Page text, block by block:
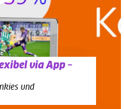
via App –
und